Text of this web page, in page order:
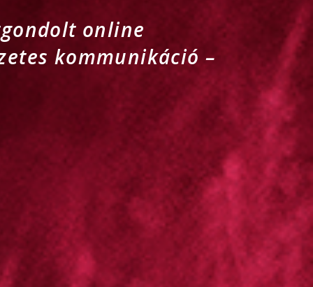
online
kommunikáció –